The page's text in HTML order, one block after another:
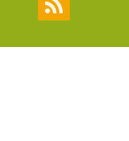
r